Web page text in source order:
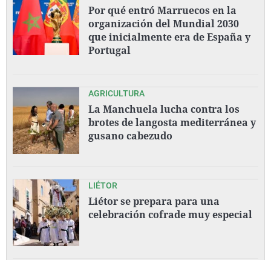
Por qué entró Marruecos en la
organización del Mundial 2030
que inicialmente era de España y
Portugal
AGRICULTURA
La Manchuela lucha contra los
brotes de langosta mediterránea y
gusano cabezudo
LIÉTOR
Liétor se prepara para una
celebración cofrade muy especial